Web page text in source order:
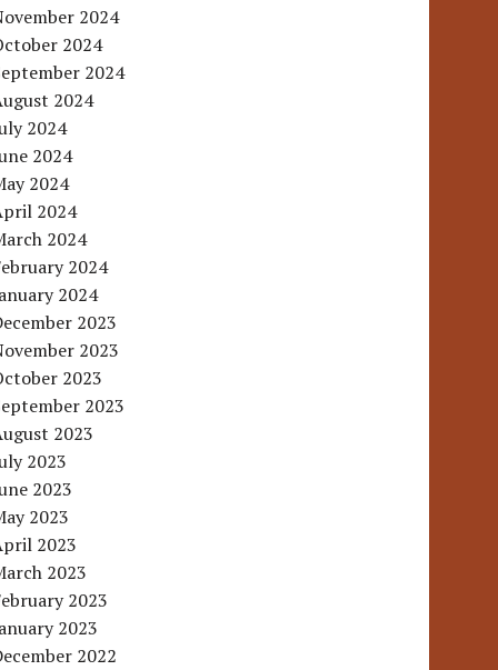
2024
2024
2024
2024
2024
2024
2024
2024
2024
2024
2024
2023
2023
2023
2023
2023
2023
2023
2023
2023
2023
2023
2023
2022